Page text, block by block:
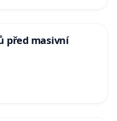
před masivní